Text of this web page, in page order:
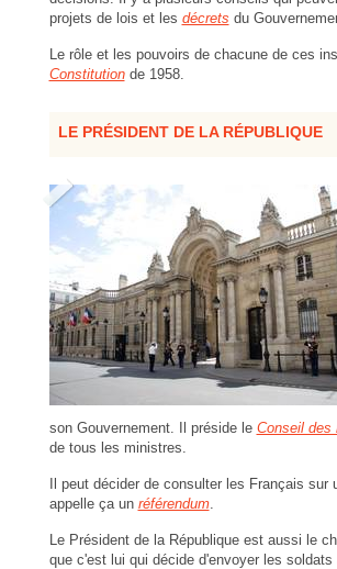
projets de lois et les décrets du
Le rôle et les pouvoirs de chacune de ces
Constitutionde 1958.
LE PRÉSIDENT DE LA RÉPUBLIQUE
son Gouvernement. Il préside le Conseil des
de tous les ministres.
Il peut décider de consulter les Français
appelle ça un référendum.
Le Président de la République est aussi le
que c'est lui qui décide d'envoyer les soldats